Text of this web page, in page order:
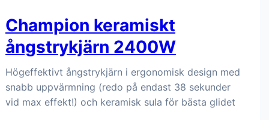
Champion keramiskt
ångstrykjärn 2400W
Högeffektivt ångstrykjärn i ergonomisk design med
snabb uppvärmning (redo på endast 38 sekunder
vid max effekt!) och keramisk sula för bästa glidet